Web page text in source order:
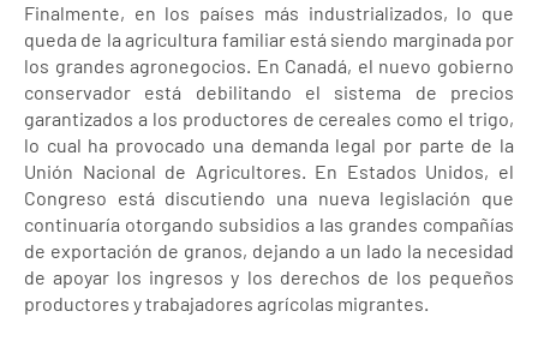
Finalmente, en los países más industrializados, lo que
queda de la agricultura familiar está siendo marginada por
los grandes agronegocios. En Canadá, el nuevo gobierno
conservador está debilitando el sistema de precios
garantizados a los productores de cereales como el trigo,
lo cual ha provocado una demanda legal por parte de la
Unión Nacional de Agricultores. En Estados Unidos, el
Congreso está discutiendo una nueva legislación que
continuaría otorgando subsidios a las grandes compañías
de exportación de granos, dejando a un lado la necesidad
de apoyar los ingresos y los derechos de los pequeños
productores y trabajadores agrícolas migrantes.